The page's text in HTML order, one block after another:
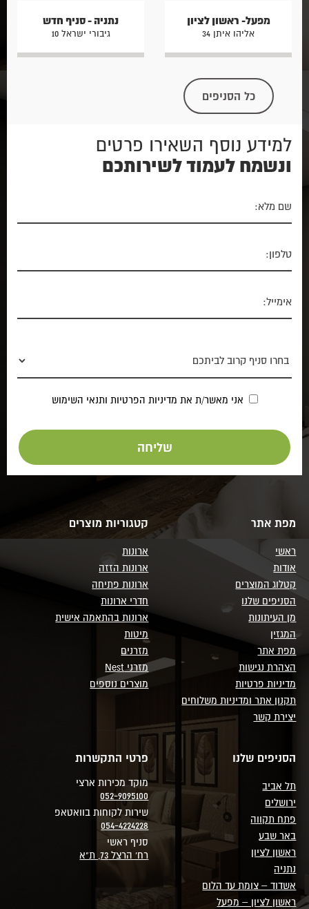
מפעל- ראשון לציון
אליהו איתן 34
נתניה - סניף חדש
גיבורי ישראל 10
כל הסניפים
למידע נוסף השאירו פרטים
ונשמח לעמוד לשירותכם
אני מאשר/ת את מדיניות הפרטיות ותנאי השימוש
מפת אתר
ראשי
אודות
קטלוג המוצרים
הסניפים שלנו
מן העיתונות
המגזין
מפת אתר
הצהרת נגישות
מדיניות פרטיות
תקנון אתר ומדיניות משלוחים
יצירת קשר
קטגוריות מוצרים
ארונות
ארונות הזזה
ארונות פתיחה
חדרי ארונות
ארונות בהתאמה אישית
מיטות
מזרנים
מזרני Nest
מוצרים נוספים
הסניפים שלנו
תל אביב
ירושלים
פתח תקווה
באר שבע
ראשון לציון
נתניה
אשדוד – צומת עד הלום
ראשון לציון – מפעל
פרטי התקשרות
מוקד מכירות ארצי
052-9095100
שירות לקוחות בוואטאפ
054-4224228
סניף ראשי
רח' הרצל 73, ת"א